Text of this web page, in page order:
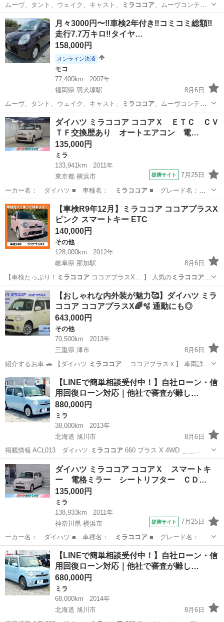
ムーヴ、タント、ウェイク、キャスト、
ミラココア、ムーヴコンテ、
ミラジーノ、ワゴンR…
福岡 八女市 羽犬塚駅 アクア 車両
月々3000円〜‼️車検2年付き‼️コミコミ総額‼️
走行7.7万キロ‼️タイヤ…
158,000円
オンライン決済
モコ
77,400km
2007年
福岡県 羽犬塚駅
8月6日
ムーヴ、タント、ウェイク、キャスト、
ミラココア、ムーヴコンテ、
ミラジーノ、ワゴンR…
福岡 八女市 羽犬塚駅
ダイハツ ミラココア ココアＸ ＥＴＣ ＣＶ
ＴＦ交換歴あり オートエアコン 電…
135,000円
ミラ
133,941km
2011年
東京都 横浜市
提携サイト 7月25日
ーカー名： ダイハツ ■ 車種名： ミラココア■ グレード名：
ココアＸ ＥＴＣ…
東京 横浜市 ミラ
【車検R9年12月】ミラココア ココアプラスX
ピンク スマートキー ETC
140,000円
その他
128,000km
2012年
岐阜県 那加駅
8月6日
【車検たっぷり！ ミラココア ココアプラスX… 】 人気のミラココア、
ムースピンクパ… 情報】 ・車種：ミラココア・グレード：コ… り！
すぐに乗れるミラココア です！ 気になる… 歓迎です！ #ミラココア#
軽自動車 #…
岐阜 各務原市 那加駅 その他
【おしゃれな内外装が魅力🥰】ダイハツ ミラ
ココア ココアプラスX🌈🫧 通勤にも◎
643,000円
その他
70,500km
2013年
三重県 津市
8月6日
紹介するお車 🚗 【ダイハツ ミラココアココアプラスＸ】 車両詳
細…
三重 津市 ココア
【LINEで簡単相談受付中！】自社ローン・信
用回復ローン対応｜他社で審査が難し…
880,000円
ミラ
38,000km
2013年
北海道 旭川市
8月6日
掲載情報 ACL013 ダイハツ ミラココア660 プラス X 4WD ＿＿…
北海道 旭川市
ダイハツ ミラココア ココアＸ スマートキ
ー 電格ミラー シートリフター ＣＤ…
135,000円
ミラ
138,933km
2011年
神奈川県 横浜市
提携サイト 7月25日
ーカー名： ダイハツ ■ 車種名： ミラココア■ グレード名：
ココアＸ スマー…
神奈川 横浜市
【LINEで簡単相談受付中！】自社ローン・信
用回復ローン対応｜他社で審査が難し…
680,000円
ミラ
68,000km
2014年
北海道 旭川市
8月6日